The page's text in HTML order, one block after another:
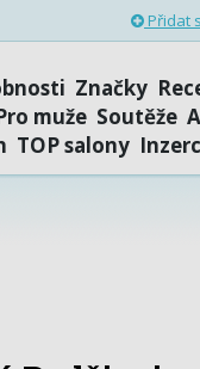
Přidat
Značky
muže Soutěže
TOP salony